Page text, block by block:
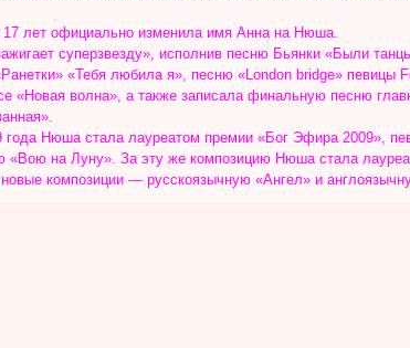
17 лет официально изменила имя Анна на Нюша.
суперзвезду», исполнив песню Бьянки «Были
«Тебя любила я», песню «London bridge» певицы
волна», а также записала финальную песню
Нюша стала лауреатом премии «Бог Эфира 2009»,
«Вою на Луну». За эту же композицию Нюша стала
композиции — русскоязычную «Ангел» и